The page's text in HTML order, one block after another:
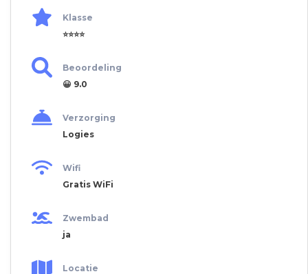
Klasse
⭐⭐⭐⭐
Beoordeling
😀 9.0
Verzorging
Logies
Wifi
Gratis WiFi
Zwembad
ja
Locatie